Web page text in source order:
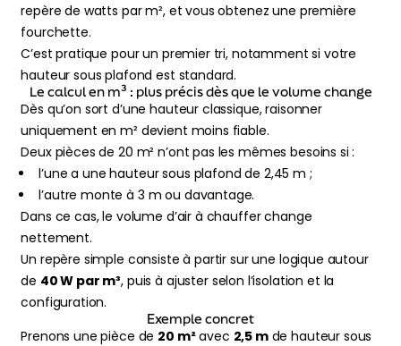
repère de watts par m², et vous obtenez une première
fourchette.
C’est pratique pour un premier tri, notamment si votre
hauteur sous plafond est standard.
Le calcul en m³ : plus précis dès que le volume change
Dès qu’on sort d’une hauteur classique, raisonner
uniquement en m² devient moins fiable.
Deux pièces de 20 m² n’ont pas les mêmes besoins si :
l’une a une hauteur sous plafond de 2,45 m ;
l’autre monte à 3 m ou davantage.
Dans ce cas, le volume d’air à chauffer change
nettement.
Un repère simple consiste à partir sur une logique autour
de 40 W par m³, puis à ajuster selon l’isolation et la
configuration.
Exemple concret
Prenons une pièce de 20 m²avec 2,5 mde hauteur sous